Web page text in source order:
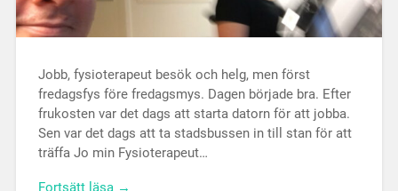
Jobb, fysioterapeut besök och helg, men först
fredagsfys före fredagsmys. Dagen började bra. Efter
frukosten var det dags att starta datorn för att jobba.
Sen var det dags att ta stadsbussen in till stan för att
träffa Jo min Fysioterapeut…
Fortsätt läsa →